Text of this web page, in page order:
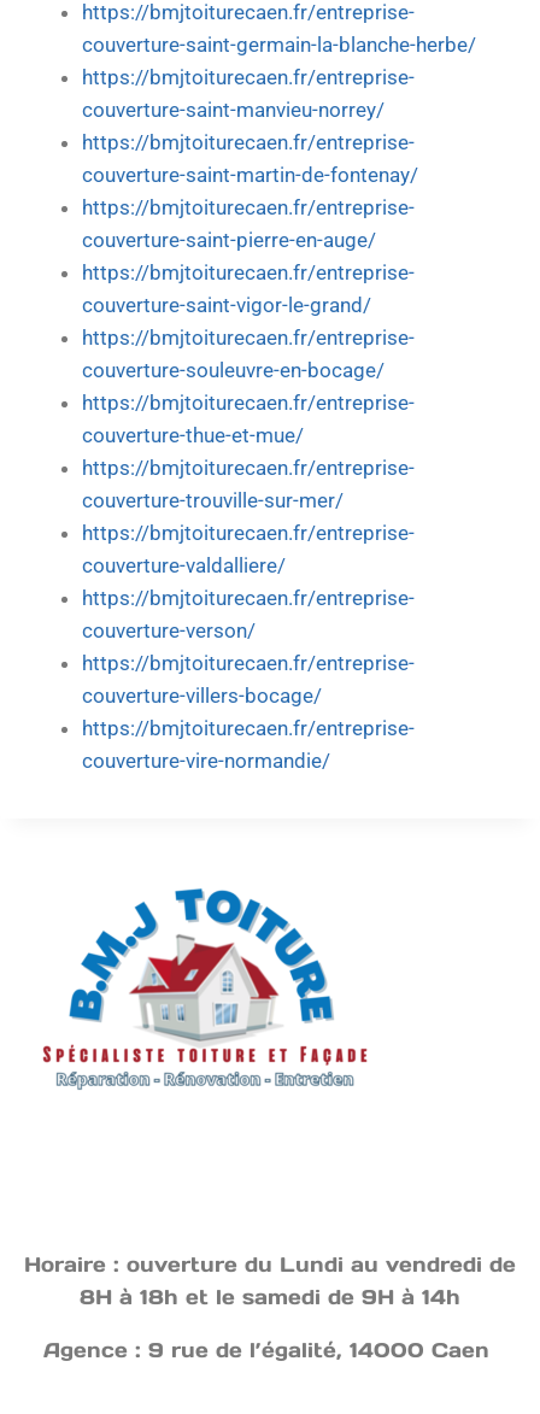
https://bmjtoiturecaen.fr/entreprise-
couverture-saint-germain-la-blanche-herbe/
https://bmjtoiturecaen.fr/entreprise-
couverture-saint-manvieu-norrey/
https://bmjtoiturecaen.fr/entreprise-
couverture-saint-martin-de-fontenay/
https://bmjtoiturecaen.fr/entreprise-
couverture-saint-pierre-en-auge/
https://bmjtoiturecaen.fr/entreprise-
couverture-saint-vigor-le-grand/
https://bmjtoiturecaen.fr/entreprise-
couverture-souleuvre-en-bocage/
https://bmjtoiturecaen.fr/entreprise-
couverture-thue-et-mue/
https://bmjtoiturecaen.fr/entreprise-
couverture-trouville-sur-mer/
https://bmjtoiturecaen.fr/entreprise-
couverture-valdalliere/
https://bmjtoiturecaen.fr/entreprise-
couverture-verson/
https://bmjtoiturecaen.fr/entreprise-
couverture-villers-bocage/
https://bmjtoiturecaen.fr/entreprise-
couverture-vire-normandie/
Horaire : ouverture du Lundi au vendredi de
8H à 18h et le samedi de 9H à 14h
Agence : 9 rue de l’égalité, 14000 Caen